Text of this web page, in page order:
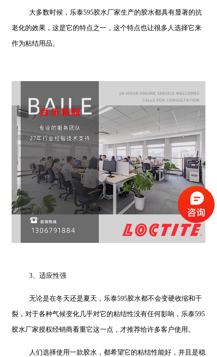
大多数时候，乐泰595胶水厂家生产的胶水都具有显著的抗
老化的效果，这是它的特点之一，这个特点也让很多人选择它来
作为粘结用品。
3、适应性强
无论是在冬天还是夏天，乐泰595胶水都不会变硬收缩和干
裂，对于各种气候变化几乎对它的粘结性没有任何影响，乐泰595
胶水厂家授权经销商看重它这一点，才推荐给许多客户使用。
人们选择使用一款胶水，都希望它的粘结性能好，并且是稳